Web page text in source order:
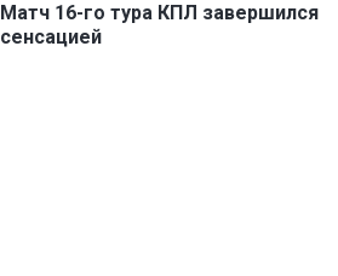
Матч 16-го тура КПЛ завершился
сенсацией